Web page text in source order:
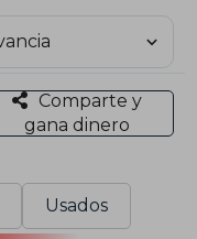
Comparte y
gana dinero
Usados